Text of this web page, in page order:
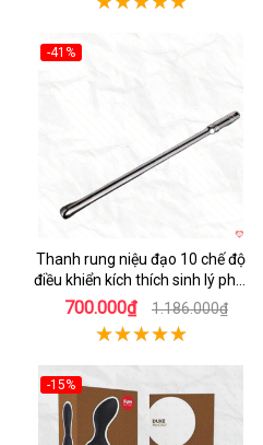
-41%
Thanh rung niệu đạo 10 chế độ
điều khiển kích thích sinh lý phái
mạnh LGBT
700.000₫ 1.186.000₫
-15%
Hot